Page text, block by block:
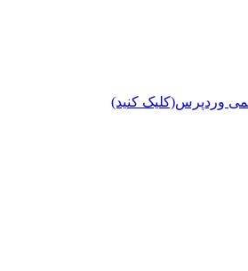
وردپرس(کلیک کنید)